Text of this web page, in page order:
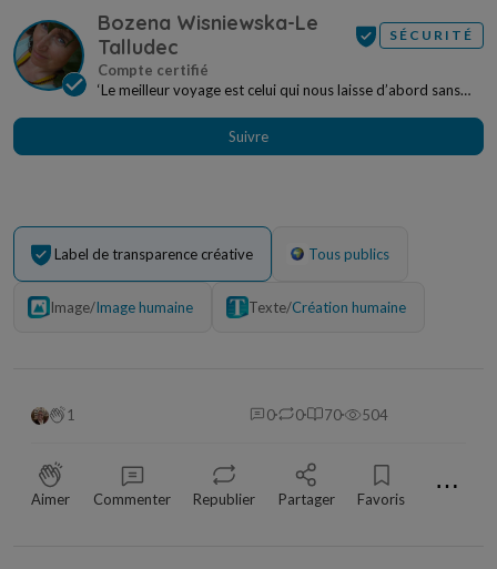
Bozena Wisniewska-Le
Talludec
SÉCURITÉ
‘Le meilleur voyage est celui qui nous laisse d’abord sans
Suivre
Label de transparence créative Tous publics
Image/Image humaine Texte/Création humaine
1 0 0 70 504
Aimer Commenter Republier Partager Favoris ⋯